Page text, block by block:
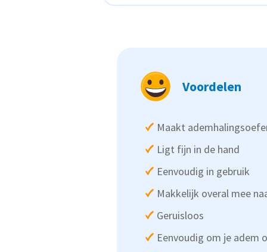
Voordelen
Maakt
Ligt fijn in de hand
Eenvoudig in gebruik
Makkelijk overal mee
Geruisloos
Eenvoudig om je adem